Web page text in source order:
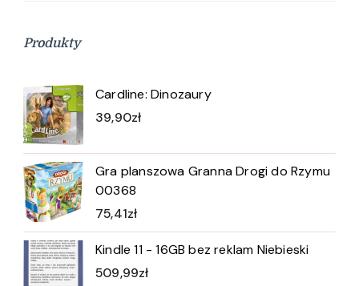
Produkty
Cardline: Dinozaury
39,90zł
Gra planszowa Granna Drogi do Rzymu
00368
75,41zł
Kindle 11 - 16GB bez reklam Niebieski
509,99zł